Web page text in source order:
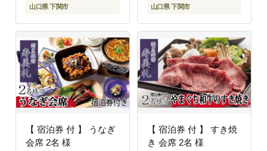
山口県 下関市 山口県 下関市
【 宿泊券 付 】 うなぎ
会席 2名 様
【 宿泊券 付 】 すき焼
き 会席 2名 様